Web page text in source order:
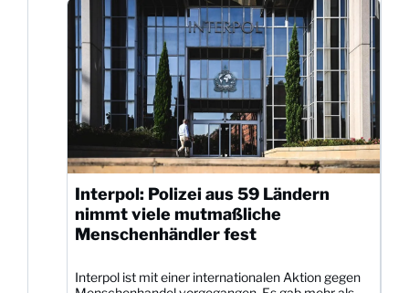
Interpol: Polizei aus 59 Ländern
nimmt viele mutmaßliche
Menschenhändler fest
Interpol ist mit einer internationalen Aktion gegen